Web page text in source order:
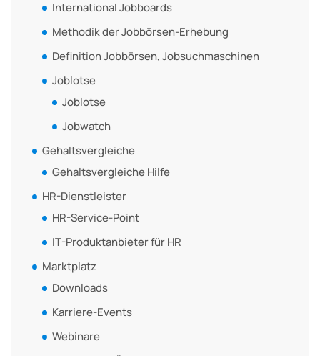
International Jobboards
Methodik der Jobbörsen-Erhebung
Definition Jobbörsen, Jobsuchmaschinen
Joblotse
Joblotse
Jobwatch
Gehaltsvergleiche
Gehaltsvergleiche Hilfe
HR-Dienstleister
HR-Service-Point
IT-Produktanbieter für HR
Marktplatz
Downloads
Karriere-Events
Webinare